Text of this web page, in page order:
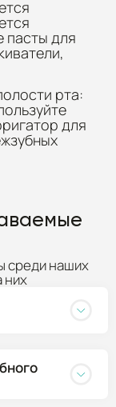
пасты для
рта:
для
среди наших
них